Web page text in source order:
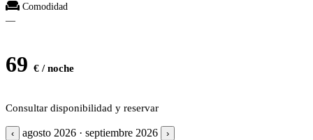
Comodidad
—
69 € / noche
Consultar disponibilidad y reservar
‹ agosto 2026 · septiembre 2026 ›